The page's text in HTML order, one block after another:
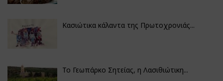
Κασιώτικα κάλαντα της Πρωτοχρονιάς...
Το Γεωπάρκο Σητείας, η Λασιθιώτικη...